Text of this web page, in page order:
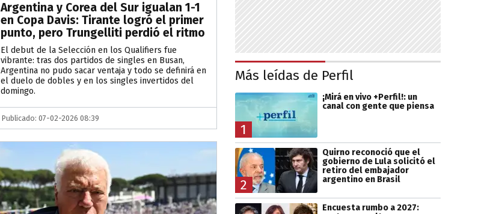
Argentina y Corea del Sur igualan 1-1
en Copa Davis: Tirante logró el primer
punto, pero Trungelliti perdió el ritmo
El debut de la Selección en los Qualifiers fue
vibrante: tras dos partidos de singles en Busan,
Argentina no pudo sacar ventaja y todo se definirá en
el duelo de dobles y en los singles invertidos del
domingo.
Publicado: 07-02-2026 08:39
Más leídas de Perfil
1
¡Mirá en vivo +Perfil!: un
canal con gente que piensa
2
Quirno reconoció que el
gobierno de Lula solicitó el
retiro del embajador
argentino en Brasil
Encuesta rumbo a 2027: